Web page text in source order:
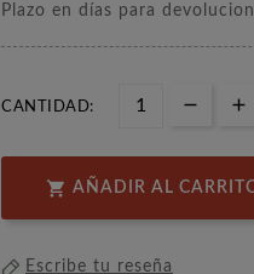
Plazo en días para
CANTIDAD:
 AÑADIR AL
Escribe tu reseña